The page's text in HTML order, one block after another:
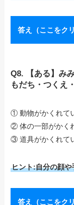
答え（ここをク
Q8. 【ある】み
もだち・つくえ
① 動物がかくれて
② 体の一部がかく
③ 道具がかくれて
ヒント:自分の顔
答え（ここをク